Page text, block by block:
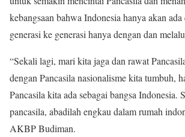
kebangsaan bahwa Indonesia hanya akan
generasi ke generasi hanya dengan dan
“Sekali lagi, mari kita jaga dan rawat
dengan Pancasila nasionalisme kita tumbuh,
Pancasila kita ada sebagai bangsa Indonesia.
pancasila, abadilah engkau dalam rumah
AKBP Budiman.